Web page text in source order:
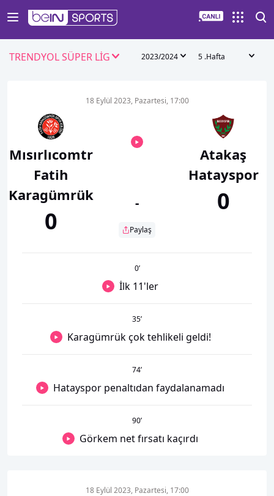
TRENDYOL SÜPER LİG 2023/2024 5 .Hafta
Mısırlıcomtr
Fatih
Karagümrük
0
18 Eylül 2023, Pazartesi, 17:00
-
Paylaş
Atakaş
Hatayspor
0
0’
İlk 11'ler
35’
Karagümrük çok tehlikeli geldi!
74’
Hatayspor penaltıdan faydalanamadı
90’
Görkem net fırsatı kaçırdı
18 Eylül 2023, Pazartesi, 17:00